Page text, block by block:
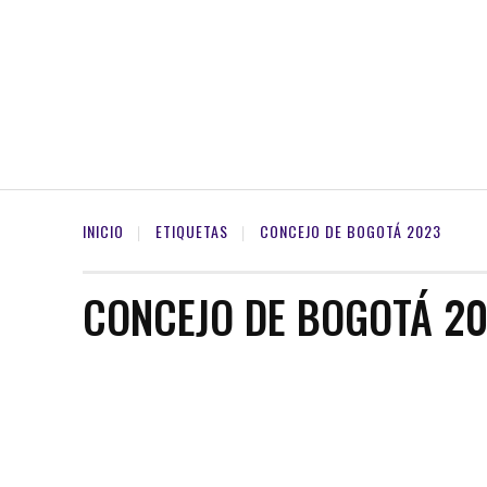
INICIO ETIQUETAS CONCEJO DE BOGOTÁ 2023
CONCEJO DE BOGOTÁ